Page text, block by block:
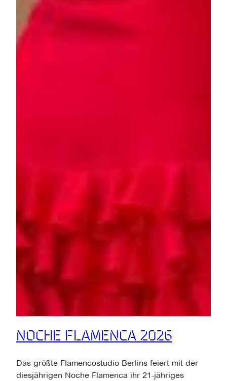
NOCHE FLAMENCA 2026
Das größte Flamencostudio Berlins feiert mit der
diesjährigen Noche Flamenca ihr 21-jähriges